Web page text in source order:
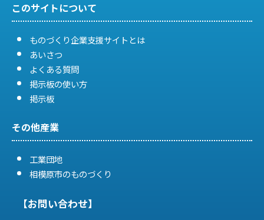
このサイトについて
ものづくり企業支援サイトとは
あいさつ
よくある質問
掲示板の使い方
掲示板
その他産業
工業団地
相模原市のものづくり
【お問い合わせ】